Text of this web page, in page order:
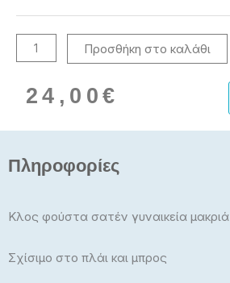
Προσθήκη στο καλάθι
24,00 €
Πληροφορίες
Κλος φούστα σατέν γυναικεία μακριά
Σχίσιμο στο πλάι και μπρος